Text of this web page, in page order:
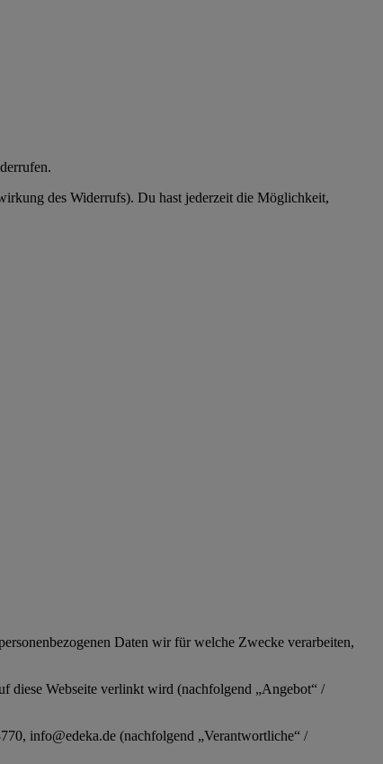
des Widerrufs). Du hast jederzeit die Möglichkeit,
Daten wir für welche Zwecke verarbeiten,
diese Webseite verlinkt wird (nachfolgend „Angebot“ /
info@edeka.de (nachfolgend „Verantwortliche“ /